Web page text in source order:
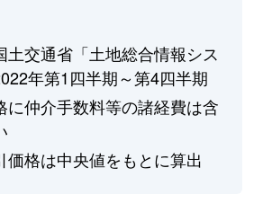
土交通省「土地総合情報シス
年第1四半期～第4四半期
に仲介手数料等の諸経費は含
価格は中央値をもとに算出